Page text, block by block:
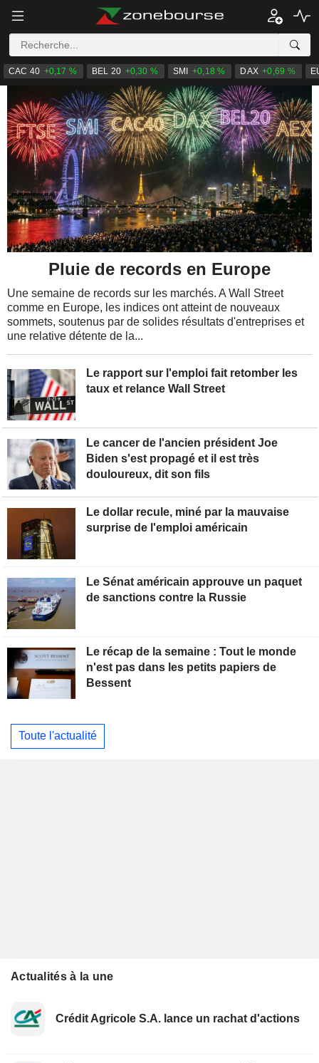
CAC 40 +0,17 % BEL 20 +0,30 % SMI +0,18 % DAX +0,69 %
Le rapport sur l'emploi fait retomber les
taux et relance Wall Street
Le cancer de l'ancien président Joe
Biden s'est propagé et il est très
douloureux, dit son fils
Pluie de records en Europe
Une semaine de records sur les marchés. A Wall Street
comme en Europe, les indices ont atteint de nouveaux
sommets, soutenus par de solides résultats d'entreprises et
une relative détente de la...
Le dollar recule, miné par la mauvaise
surprise de l'emploi américain
Le Sénat américain approuve un paquet
de sanctions contre la Russie
Le récap de la semaine : Tout le monde
n'est pas dans les petits papiers de
Bessent
Toute l'actualité
Actualités à la une
Crédit Agricole S.A. lance un rachat d'actions